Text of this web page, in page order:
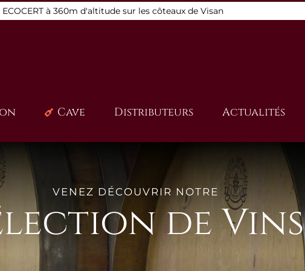
à 360m d'altitude sur les côteaux de Visan
Cave Distributeurs Actualités
VENEZ DÉCOUVRIR NOTRE
de Vins